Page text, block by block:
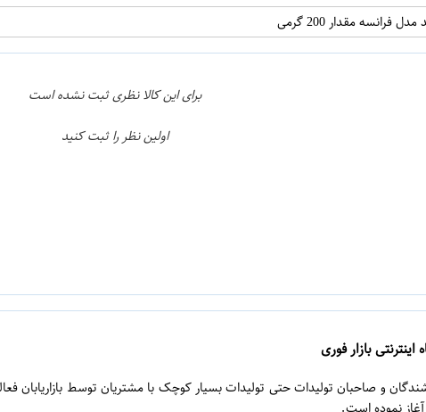
برای این کالا نظری ثبت نشده است
اولین نظر را ثبت کنید
اینترنتی بازار فوری
و صاحبان تولیدات حتی تولیدات بسیار کوچک با مشتریان توسط بازاریابان